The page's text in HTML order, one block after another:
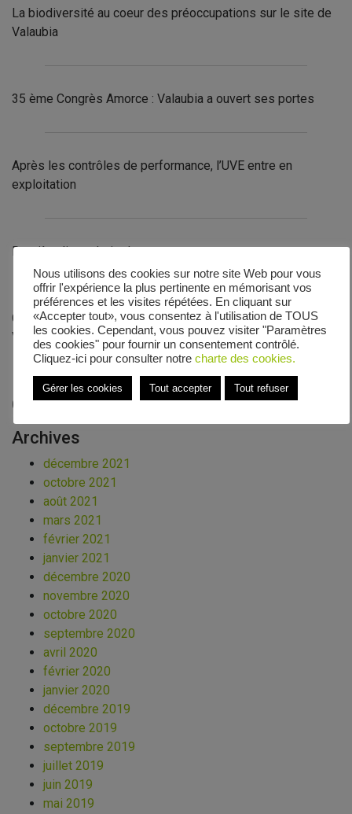
La biodiversité au coeur des préoccupations sur le site de
Valaubia
35 ème Congrès Amorce : Valaubia a ouvert ses portes
Après les contrôles de performance, l’UVE entre en
exploitation
Dernière ligne droite !
Contrôles réussis pour le groupe turboalternateur et le
Vapolab
Commentaires récents
Archives
décembre 2021
octobre 2021
août 2021
mars 2021
février 2021
janvier 2021
décembre 2020
novembre 2020
octobre 2020
septembre 2020
avril 2020
février 2020
janvier 2020
décembre 2019
octobre 2019
septembre 2019
juillet 2019
juin 2019
mai 2019
Nous utilisons des cookies sur notre site Web pour vous
offrir l'expérience la plus pertinente en mémorisant vos
préférences et les visites répétées. En cliquant sur
«Accepter tout», vous consentez à l'utilisation de TOUS
les cookies. Cependant, vous pouvez visiter "Paramètres
des cookies" pour fournir un consentement contrôlé.
Cliquez-ici pour consulter notre charte des cookies.
Gérer les cookies Tout accepter Tout refuser